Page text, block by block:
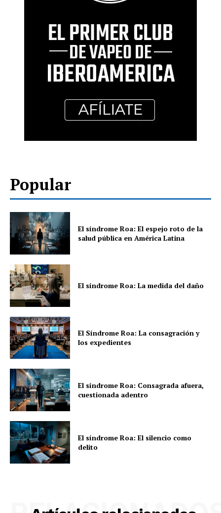
Popular
El síndrome Roa: El espejo roto de la
salud pública en América Latina
El síndrome Roa: La medida del daño
El Síndrome Roa: La consagración y
los expedientes
El síndrome Roa: Consagrada afuera,
cuestionada adentro
El síndrome Roa: El silencio como
delito